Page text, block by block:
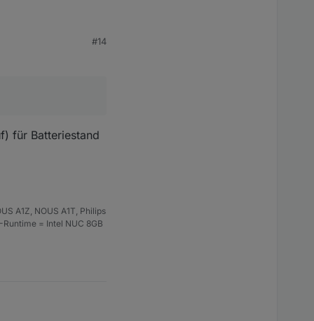
umgerechnet
#14
für Batteriestand
A1Z, NOUS A1T, Philips
= Intel NUC 8GB